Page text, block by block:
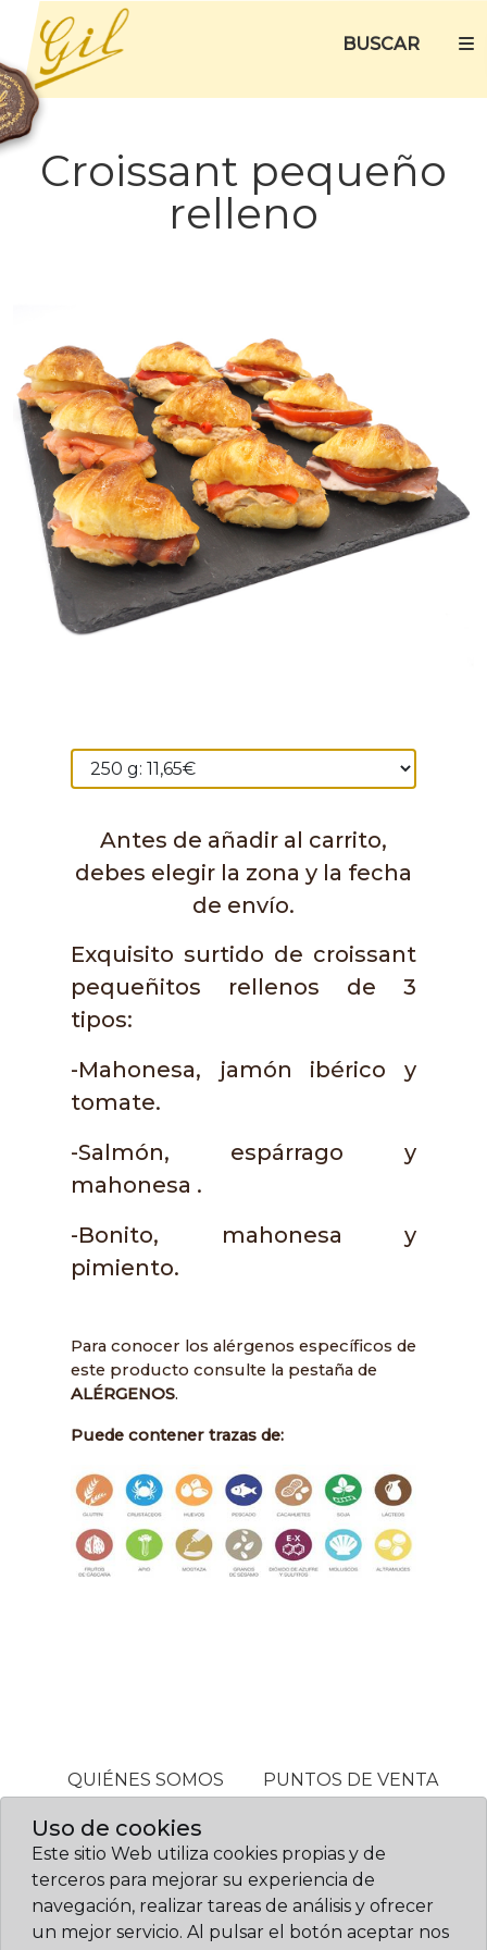
BUSCAR
Croissant pequeño
relleno
Antes de añadir al carrito,
debes elegir la zona y la fecha
de envío.
Exquisito surtido de croissant
pequeñitos rellenos de 3
tipos:
-Mahonesa, jamón ibérico y
tomate.
-Salmón, espárrago y
mahonesa .
-Bonito, mahonesa y
pimiento.
Para conocer los alérgenos específicos de
este producto consulte la pestaña de
ALÉRGENOS.
Puede contener trazas de:
QUIÉNES SOMOS PUNTOS DE VENTA
ALÉRGENOS
© Confitería Gil 2026. Diseño web:
www.sietemandarinas.com
Uso de cookies
Este sitio Web utiliza cookies propias y de
terceros para mejorar su experiencia de
navegación, realizar tareas de análisis y ofrecer
un mejor servicio. Al pulsar el botón aceptar nos